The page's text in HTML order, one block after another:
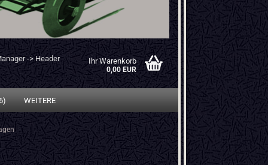
-> Header Ihr Warenkorb
0,00 EUR
WEITERE